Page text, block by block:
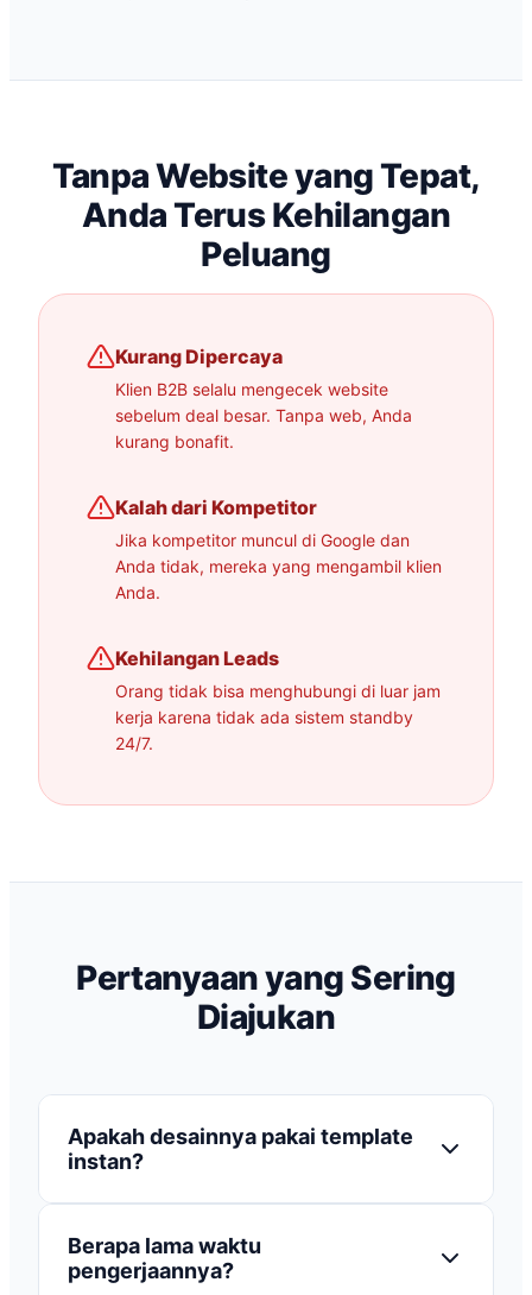
Tanpa Website yang Tepat,
Anda Terus Kehilangan
Peluang
Kurang Dipercaya
Klien B2B selalu mengecek website
sebelum deal besar. Tanpa web, Anda
kurang bonafit.
Kalah dari Kompetitor
Jika kompetitor muncul di Google dan
Anda tidak, mereka yang mengambil klien
Anda.
Kehilangan Leads
Orang tidak bisa menghubungi di luar jam
kerja karena tidak ada sistem standby
24/7.
Pertanyaan yang Sering
Diajukan
Apakah desainnya pakai template
instan?
Tidak. Kami merancang desain khusus (custom)
yang disesuaikan dengan branding dan identitas
perusahaan Anda. Kami menghindari template
Berapa lama waktu
pengerjaannya?